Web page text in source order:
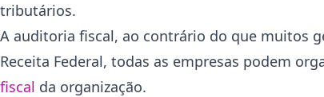
tributários.
A auditoria fiscal, ao contrário do que muitos
Receita Federal, todas as empresas podem
fiscal da organização.